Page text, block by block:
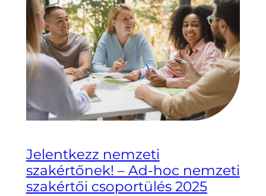
Jelentkezz nemzeti
szakértőnek! – Ad-hoc nemzeti
szakértői csoportülés 2025